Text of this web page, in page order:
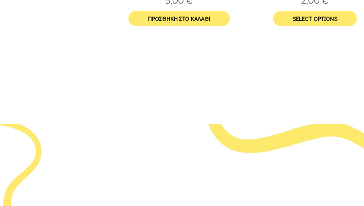
ΠΡΟΣΘΉΚΗ ΣΤΟ ΚΑΛΆΘΙ SELECT OPTIONS